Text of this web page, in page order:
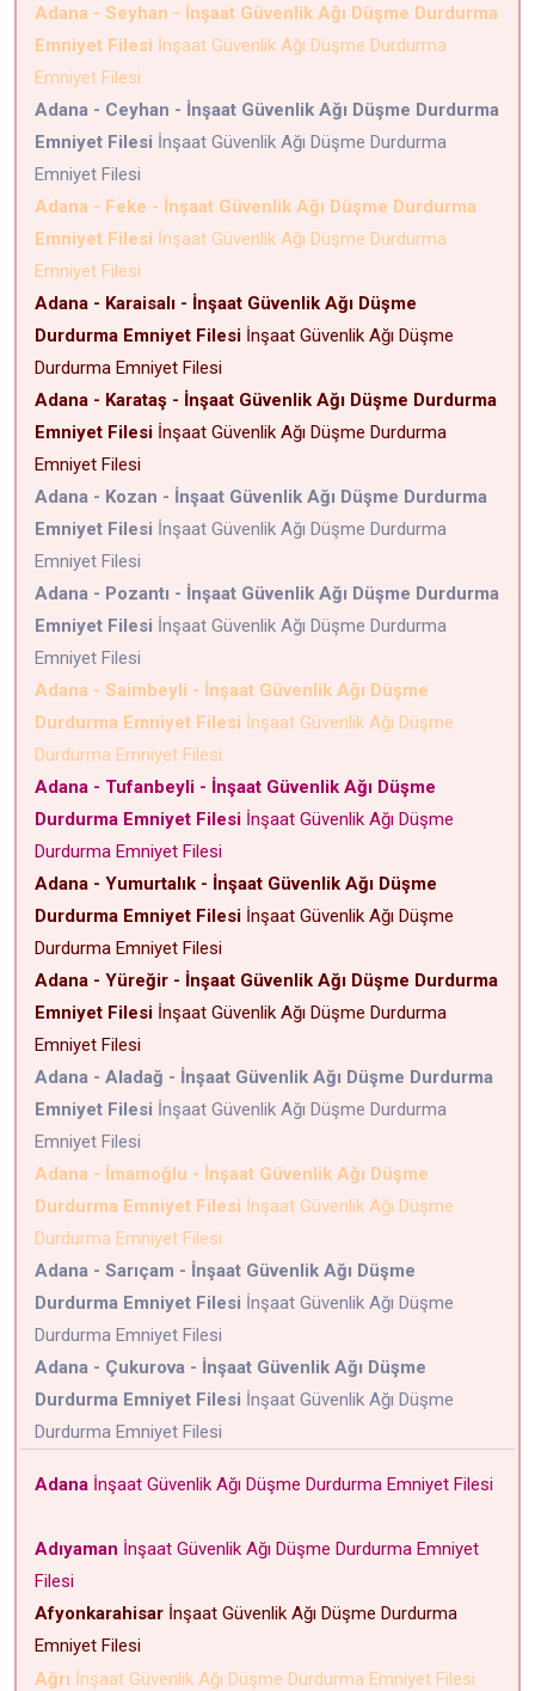
Adana - Seyhan - İnşaat Güvenlik Ağı Düşme Durdurma
Emniyet Filesi İnşaat Güvenlik Ağı Düşme Durdurma
Emniyet Filesi
Adana - Ceyhan - İnşaat Güvenlik Ağı Düşme Durdurma
Emniyet Filesi İnşaat Güvenlik Ağı Düşme Durdurma
Emniyet Filesi
Adana - Feke - İnşaat Güvenlik Ağı Düşme Durdurma
Emniyet Filesi İnşaat Güvenlik Ağı Düşme Durdurma
Emniyet Filesi
Adana - Karaisalı - İnşaat Güvenlik Ağı Düşme
Durdurma Emniyet Filesi İnşaat Güvenlik Ağı Düşme
Durdurma Emniyet Filesi
Adana - Karataş - İnşaat Güvenlik Ağı Düşme Durdurma
Emniyet Filesi İnşaat Güvenlik Ağı Düşme Durdurma
Emniyet Filesi
Adana - Kozan - İnşaat Güvenlik Ağı Düşme Durdurma
Emniyet Filesi İnşaat Güvenlik Ağı Düşme Durdurma
Emniyet Filesi
Adana - Pozantı - İnşaat Güvenlik Ağı Düşme Durdurma
Emniyet Filesi İnşaat Güvenlik Ağı Düşme Durdurma
Emniyet Filesi
Adana - Saimbeyli - İnşaat Güvenlik Ağı Düşme
Durdurma Emniyet Filesi İnşaat Güvenlik Ağı Düşme
Durdurma Emniyet Filesi
Adana - Tufanbeyli - İnşaat Güvenlik Ağı Düşme
Durdurma Emniyet Filesi İnşaat Güvenlik Ağı Düşme
Durdurma Emniyet Filesi
Adana - Yumurtalık - İnşaat Güvenlik Ağı Düşme
Durdurma Emniyet Filesi İnşaat Güvenlik Ağı Düşme
Durdurma Emniyet Filesi
Adana - Yüreğir - İnşaat Güvenlik Ağı Düşme Durdurma
Emniyet Filesi İnşaat Güvenlik Ağı Düşme Durdurma
Emniyet Filesi
Adana - Aladağ - İnşaat Güvenlik Ağı Düşme Durdurma
Emniyet Filesi İnşaat Güvenlik Ağı Düşme Durdurma
Emniyet Filesi
Adana - İmamoğlu - İnşaat Güvenlik Ağı Düşme
Durdurma Emniyet Filesi İnşaat Güvenlik Ağı Düşme
Durdurma Emniyet Filesi
Adana - Sarıçam - İnşaat Güvenlik Ağı Düşme
Durdurma Emniyet Filesi İnşaat Güvenlik Ağı Düşme
Durdurma Emniyet Filesi
Adana - Çukurova - İnşaat Güvenlik Ağı Düşme
Durdurma Emniyet Filesi İnşaat Güvenlik Ağı Düşme
Durdurma Emniyet Filesi
Adana İnşaat Güvenlik Ağı Düşme Durdurma Emniyet Filesi
Adıyaman İnşaat Güvenlik Ağı Düşme Durdurma Emniyet
Filesi
Afyonkarahisar İnşaat Güvenlik Ağı Düşme Durdurma
Emniyet Filesi
Ağrı İnşaat Güvenlik Ağı Düşme Durdurma Emniyet Filesi